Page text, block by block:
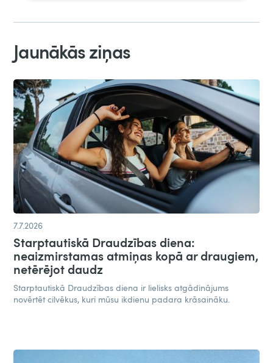
Jaunākās ziņas
7.7.2026
Starptautiskā Draudzības diena:
neaizmirstamas atmiņas kopā ar draugiem,
netērējot daudz​
Starptautiskā Draudzības diena ir lielisks atgādinājums
novērtēt cilvēkus, kuri mūsu ikdienu padara krāsaināku.